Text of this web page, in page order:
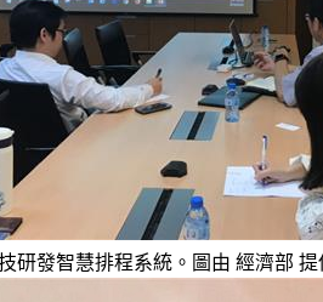
研發智慧排程系統。圖由 經濟部 提